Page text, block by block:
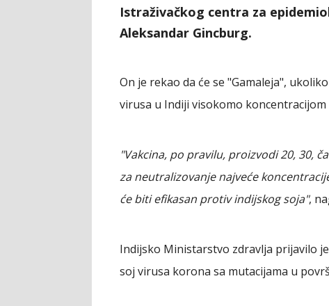
Istraživačkog centra za
Aleksandar Gincburg.
On je rekao da će se "Gamaleja",
virusa u Indiji visokomo
"Vakcina, po pravilu, proizvodi 20, 30,
za neutralizovanje najveće
će biti efikasan protiv indijskog soja",
Indijsko Ministarstvo zdravlja prijavilo
soj virusa korona sa mutacijama u